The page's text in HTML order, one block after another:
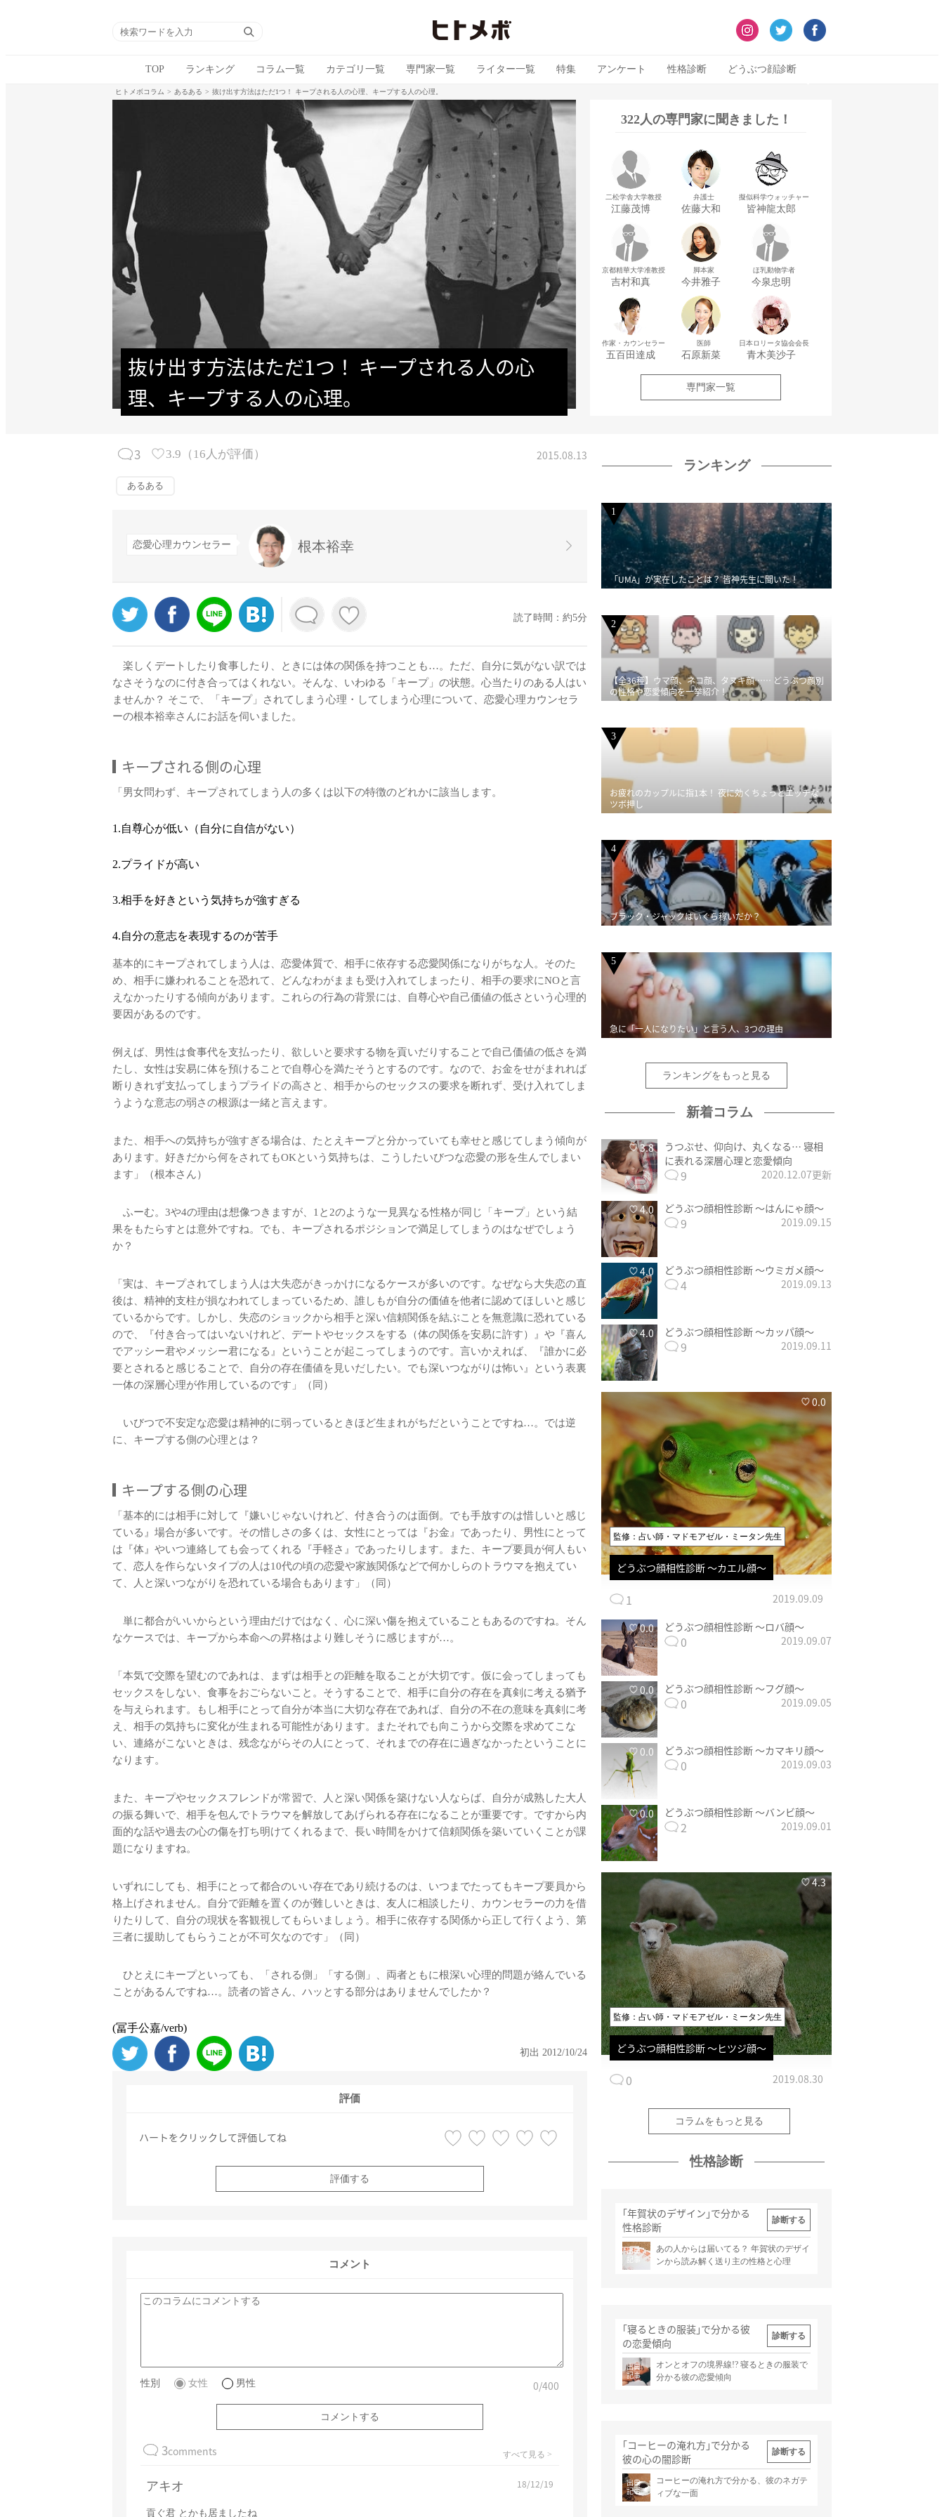
TOP ランキング コラム一覧 カテゴリ一覧 専門家一覧 ライター一覧 特集 アンケート 性格診断 どうぶつ顔診断
ヒトメボコラム あるある 抜け出す方法はただ1つ！ キープされる人の心理、キープする人の心理。
抜け出す方法はただ1つ！ キープされる人の心
理、キープする人の心理。
322人の専門家に聞きました！
二松学舎大学教授
江藤茂博
弁護士
佐藤大和
擬似科学ウォッチャー
皆神龍太郎
京都精華大学准教授
吉村和真
脚本家
今井雅子
ほ乳動物学者
今泉忠明
作家・カウンセラー
五百田達成
医師
石原新菜
日本ロリータ協会会長
青木美沙子
専門家一覧
3 3.9 （ 16 人が評価） 2015.08.13
あるある
恋愛心理カウンセラー 根本裕幸
読了時間：約5分
楽しくデートしたり食事したり、ときには体の関係を持つことも…。ただ、自分に気がない訳では
なさそうなのに付き合ってはくれない。そんな、いわゆる「キープ」の状態。心当たりのある人はい
ませんか？ そこで、「キープ」されてしまう心理・してしまう心理について、恋愛心理カウンセラ
ーの根本裕幸さんにお話を伺いました。
キープされる側の心理
「男女問わず、キープされてしまう人の多くは以下の特徴のどれかに該当します。
1.自尊心が低い（自分に自信がない）
2.プライドが高い
3.相手を好きという気持ちが強すぎる
4.自分の意志を表現するのが苦手
基本的にキープされてしまう人は、恋愛体質で、相手に依存する恋愛関係になりがちな人。そのた
め、相手に嫌われることを恐れて、どんなわがままも受け入れてしまったり、相手の要求にNOと言
えなかったりする傾向があります。これらの行為の背景には、自尊心や自己価値の低さという心理的
要因があるのです。
例えば、男性は食事代を支払ったり、欲しいと要求する物を貢いだりすることで自己価値の低さを満
たし、女性は安易に体を預けることで自尊心を満たそうとするのです。なので、お金をせがまれれば
断りきれず支払ってしまうプライドの高さと、相手からのセックスの要求を断れず、受け入れてしま
うような意志の弱さの根源は一緒と言えます。
また、相手への気持ちが強すぎる場合は、たとえキープと分かっていても幸せと感じてしまう傾向が
あります。好きだから何をされてもOKという気持ちは、こうしたいびつな恋愛の形を生んでしまい
ます」（根本さん）
ふーむ。3や4の理由は想像つきますが、1と2のような一見異なる性格が同じ「キープ」という結
果をもたらすとは意外ですね。でも、キープされるポジションで満足してしまうのはなぜでしょう
か？
「実は、キープされてしまう人は大失恋がきっかけになるケースが多いのです。なぜなら大失恋の直
後は、精神的支柱が損なわれてしまっているため、誰しもが自分の価値を他者に認めてほしいと感じ
ているからです。しかし、失恋のショックから相手と深い信頼関係を結ぶことを無意識に恐れている
ので、『付き合ってはいないけれど、デートやセックスをする（体の関係を安易に許す）』や『喜ん
でアッシー君やメッシー君になる』ということが起こってしまうのです。言いかえれば、『誰かに必
要とされると感じることで、自分の存在価値を見いだしたい。でも深いつながりは怖い』という表裏
一体の深層心理が作用しているのです」（同）
いびつで不安定な恋愛は精神的に弱っているときほど生まれがちだということですね…。では逆
に、キープする側の心理とは？
キープする側の心理
「基本的には相手に対して『嫌いじゃないけれど、付き合うのは面倒。でも手放すのは惜しいと感じ
ている』場合が多いです。その惜しさの多くは、女性にとっては『お金』であったり、男性にとって
は『体』やいつ連絡しても会ってくれる『手軽さ』であったりします。また、キープ要員が何人もい
て、恋人を作らないタイプの人は10代の頃の恋愛や家族関係などで何かしらのトラウマを抱えてい
て、人と深いつながりを恐れている場合もあります」（同）
単に都合がいいからという理由だけではなく、心に深い傷を抱えていることもあるのですね。そん
なケースでは、キープから本命への昇格はより難しそうに感じますが…。
「本気で交際を望むのであれは、まずは相手との距離を取ることが大切です。仮に会ってしまっても
セックスをしない、食事をおごらないこと。そうすることで、相手に自分の存在を真剣に考える猶予
を与えられます。もし相手にとって自分が本当に大切な存在であれば、自分の不在の意味を真剣に考
え、相手の気持ちに変化が生まれる可能性があります。またそれでも向こうから交際を求めてこな
い、連絡がこないときは、残念ながらその人にとって、それまでの存在に過ぎなかったということに
なります。
また、キープやセックスフレンドが常習で、人と深い関係を築けない人ならば、自分が成熟した大人
の振る舞いで、相手を包んでトラウマを解放してあげられる存在になることが重要です。ですから内
面的な話や過去の心の傷を打ち明けてくれるまで、長い時間をかけて信頼関係を築いていくことが課
題になりますね。
いずれにしても、相手にとって都合のいい存在であり続けるのは、いつまでたってもキープ要員から
格上げされません。自分で距離を置くのが難しいときは、友人に相談したり、カウンセラーの力を借
りたりして、自分の現状を客観視してもらいましょう。相手に依存する関係から正して行くよう、第
三者に援助してもらうことが不可欠なのです」（同）
ひとえにキープといっても、「される側」「する側」、両者ともに根深い心理的問題が絡んでいる
ことがあるんですね…。読者の皆さん、ハッとする部分はありませんでしたか？
(冨手公嘉/verb)
初出 2012/10/24
評価
ハートをクリックして評価してね
評価する
コメント
性別 女性 男性 0/400
3comments すべて見る >
アキオ 18/12/19
貢ぐ君 とかも居ましたね
ランキング
1
「UMA」が実在したことは？ 皆神先生に聞いた！
2
【全36種】ウマ顔、ネコ顔、タヌキ顔…… どうぶつ顔別
の性格や恋愛傾向を一挙紹介！
3
お疲れのカップルに指1本！ 夜に効くちょっとエッチな
ツボ押し
4
ブラック・ジャックはいくら稼いだか？
5
急に「一人になりたい」と言う人、3つの理由
ランキングをもっと見る
新着コラム
3.8
うつぶせ、仰向け、丸くなる… 寝相
に表れる深層心理と恋愛傾向
9 2020.12.07更新
4.0 どうぶつ顔相性診断 〜はんにゃ顔〜
9 2019.09.15
4.0 どうぶつ顔相性診断 〜ウミガメ顔〜
4 2019.09.13
4.0 どうぶつ顔相性診断 〜カッパ顔〜
9 2019.09.11
0.0
監修：占い師・マドモアゼル・ミータン先生
どうぶつ顔相性診断 〜カエル顔〜
1 2019.09.09
0.0 どうぶつ顔相性診断 〜ロバ顔〜
0 2019.09.07
0.0 どうぶつ顔相性診断 〜フグ顔〜
0 2019.09.05
0.0 どうぶつ顔相性診断 〜カマキリ顔〜
0 2019.09.03
0.0 どうぶつ顔相性診断 〜バンビ顔〜
2 2019.09.01
4.3
監修：占い師・マドモアゼル・ミータン先生
どうぶつ顔相性診断 〜ヒツジ顔〜
0 2019.08.30
コラムをもっと見る
性格診断
｢年賀状のデザイン｣で分かる
性格診断
診断する
出典
記事
あの人からは届いてる？ 年賀状のデザイ
ンから読み解く送り主の性格と心理
｢寝るときの服装｣で分かる彼
の恋愛傾向
診断する
出典
記事
オンとオフの境界線!? 寝るときの服装で
分かる彼の恋愛傾向
｢コーヒーの淹れ方｣で分かる
彼の心の闇診断
診断する
出典
記事
コーヒーの淹れ方で分かる、彼のネガテ
ィブな一面